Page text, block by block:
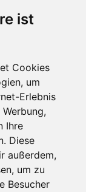
ist
Cookies
um
Erlebnis
Ihre
Diese
außerdem,
um zu
Besucher